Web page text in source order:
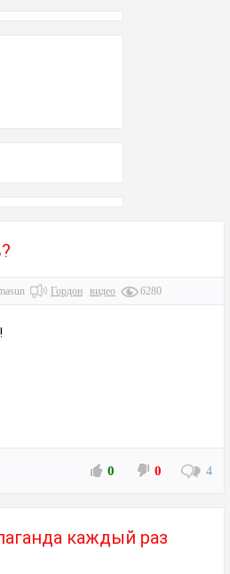
Гордон видео 6280
0 0 4
каждый раз